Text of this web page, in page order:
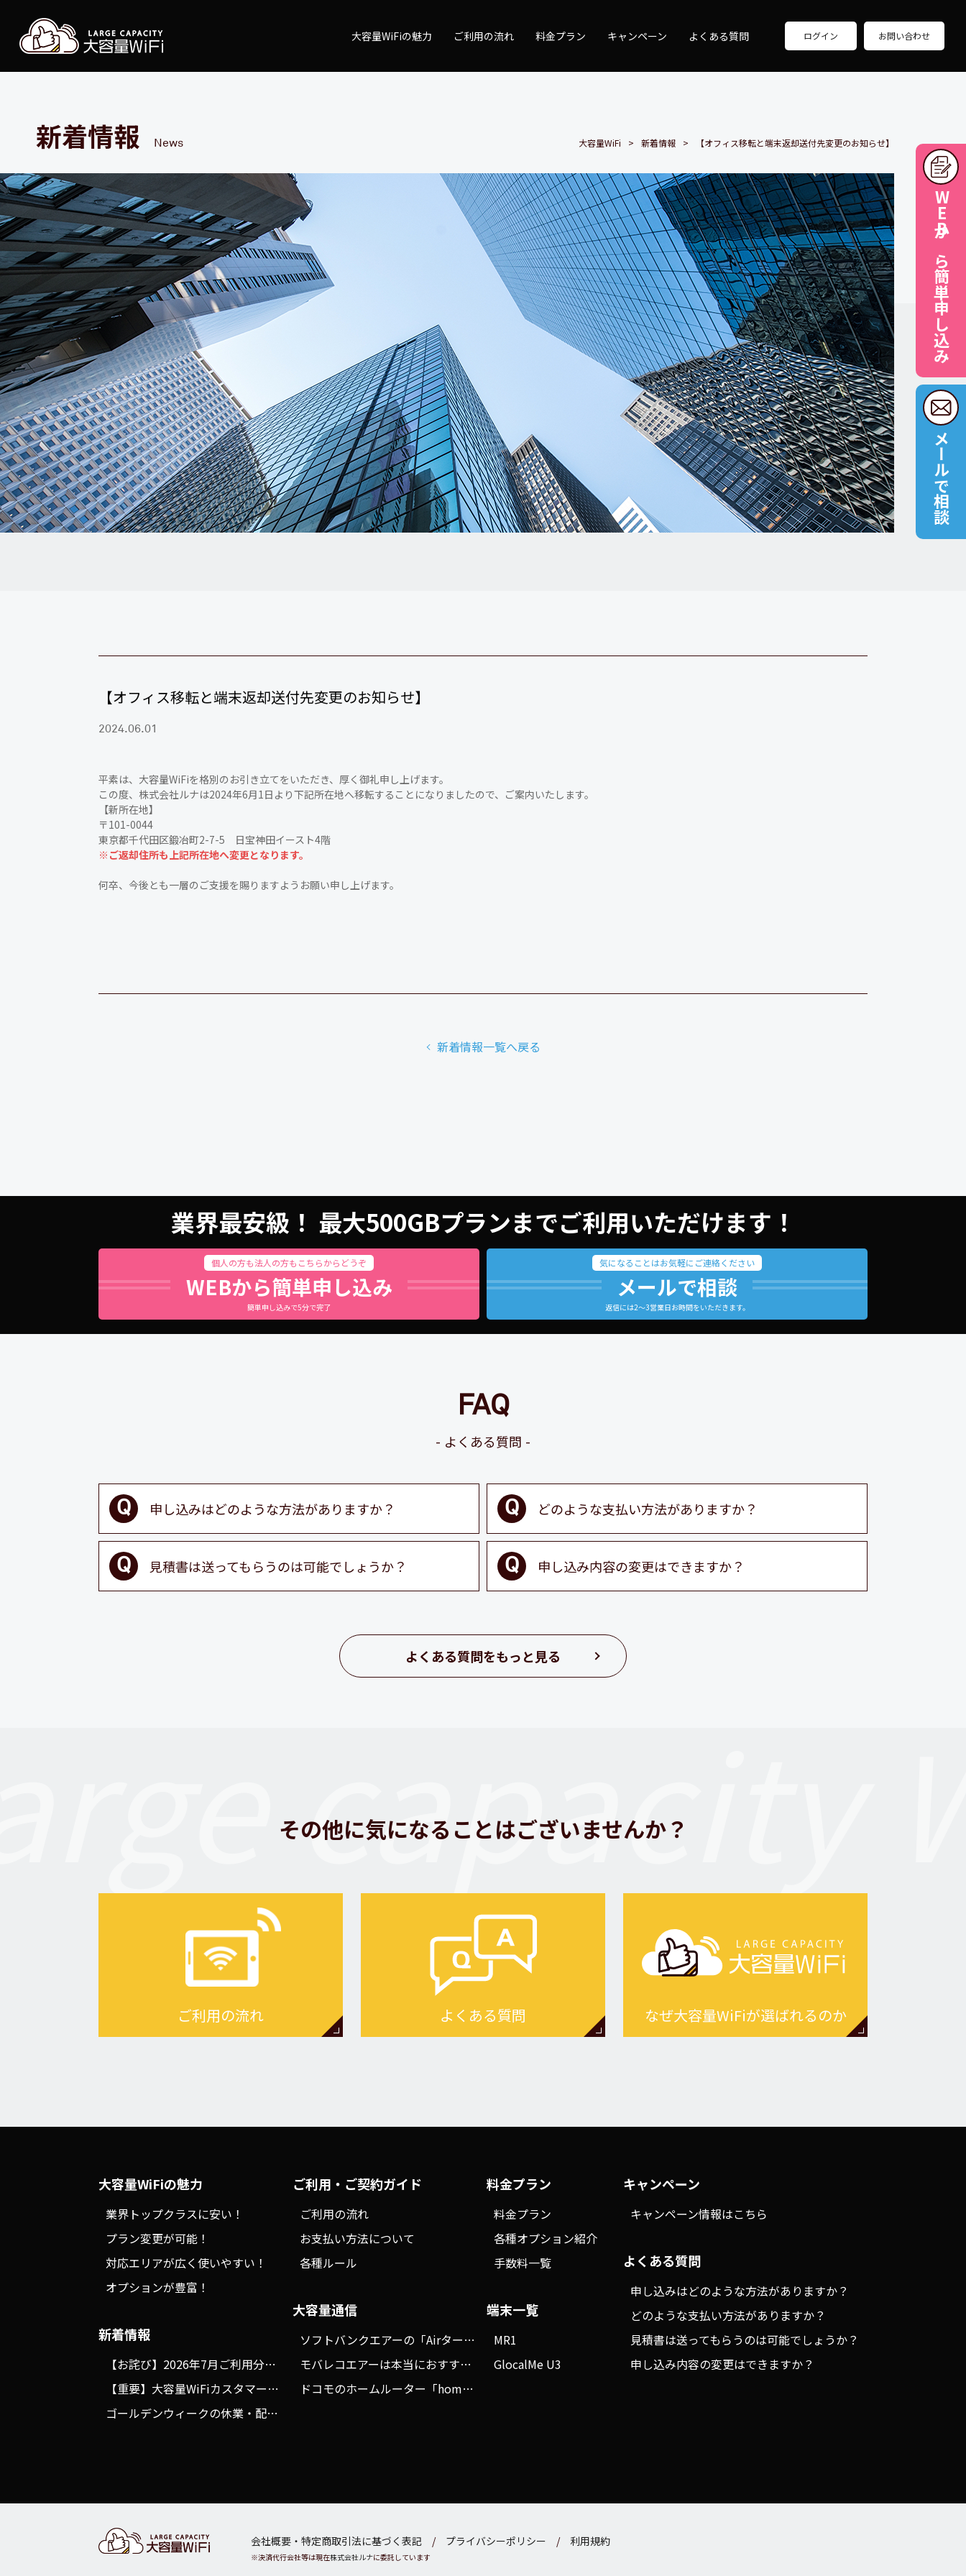
大容量WiFiの魅力 ご利用の流れ 料金プラン キャンペーン よくある質問 ログイン お問い合わせ
WEBから簡単申し込み
メールで相談
新着情報 News 大容量WiFi 新着情報 【オフィス移転と端末返却送付先変更のお知らせ】
【オフィス移転と端末返却送付先変更のお知らせ】
2024.06.01
平素は、大容量WiFiを格別のお引き立てをいただき、厚く御礼申し上げます。
この度、株式会社ルナは2024年6月1日より下記所在地へ移転することになりましたので、ご案内いたします。
【新所在地】
〒101-0044
東京都千代田区鍛冶町2-7-5 日宝神田イースト4階
※ご返却住所も上記所在地へ変更となります。
何卒、今後とも一層のご支援を賜りますようお願い申し上げます。
新着情報一覧へ戻る
業界最安級！ 最大500GBプランまでご利用いただけます！
個人の方も法人の方もこちらからどうぞ
WEBから簡単申し込み
簡単申し込みで5分で完了
気になることはお気軽にご連絡ください
メールで相談
返信には2～3営業日お時間をいただきます。
FAQ
よくある質問
申し込みはどのような方法がありますか？ どのような支払い方法がありますか？
見積書は送ってもらうのは可能でしょうか？ 申し込み内容の変更はできますか？
よくある質問をもっと見る
その他に気になることはございませんか？
ご利用の流れ よくある質問 なぜ大容量WiFiが選ばれるのか
capacity
大容量WiFiの魅力
業界トップクラスに安い！
プラン変更が可能！
対応エリアが広く使いやすい！
オプションが豊富！
新着情報
【お詫び】2026年7月ご利用分の決済に関するシステム不具合について
【重要】大容量WiFiカスタマーサポートの送信元メールアドレス変更のお知らせ
ゴールデンウィークの休業・配送スケジュールにつきまして
ご利用・ご契約ガイド
ご利用の流れ
お支払い方法について
各種ルール
大容量通信
ソフトバンクエアーの「Airターミナル5」を徹底解説！5G対応でどう進化した？
モバレコエアーは本当におすすめ？メリットデメリット、評判を徹底調査！
ドコモのホームルーター「home 5G」を徹底ガイド！実際の評判も検証しました
料金プラン
料金プラン
各種オプション紹介
手数料一覧
端末一覧
MR1
GlocalMe U3
キャンペーン
キャンペーン情報はこちら
よくある質問
申し込みはどのような方法がありますか？
どのような支払い方法がありますか？
見積書は送ってもらうのは可能でしょうか？
申し込み内容の変更はできますか？
会社概要・特定商取引法に基づく表記 プライバシーポリシー 利用規約
※決済代行会社等は現在株式会社ルナに委託しています